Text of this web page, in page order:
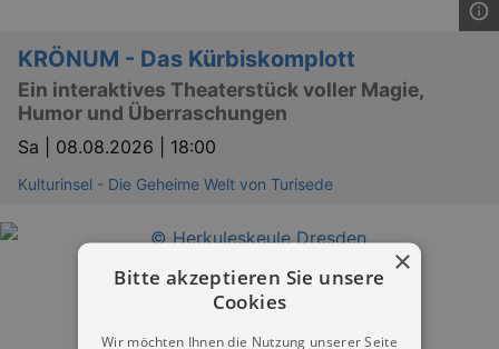
KRÖNUM - Das Kürbiskomplott
Ein interaktives Theaterstück voller Magie,
Humor und Überraschungen
Sa | 08.08.2026 | 18:00
Kulturinsel - Die Geheime Welt von Turisede
×
Bitte akzeptieren Sie unsere
Cookies
Wir möchten Ihnen die Nutzung unserer Seite